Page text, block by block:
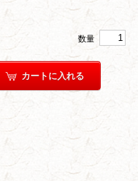
数量
カートに入れる